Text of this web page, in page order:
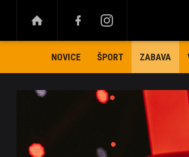
NOVICE ŠPORT ZABAVA